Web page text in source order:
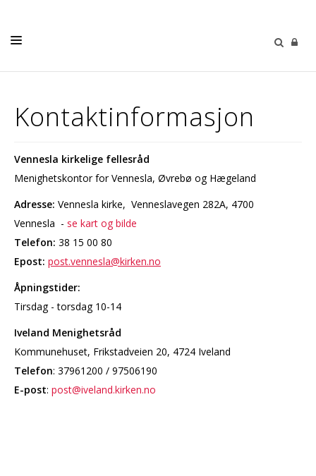
NYHETER
MENIGHETSBLADET
KONTAKT OSS
Kontaktinformasjon
Vennesla kirkelige fellesråd
Menighetskontor for Vennesla, Øvrebø og Hægeland
Adresse: Vennesla kirke, Venneslavegen 282A, 4700
Vennesla - se kart og bilde
Telefon: 38 15 00 80
Epost: post.vennesla@kirken.no
Åpningstider:
Tirsdag - torsdag 10-14
Iveland Menighetsråd
Kommunehuset, Frikstadveien 20, 4724 Iveland
Telefon: 37961200 / 97506190
E-post: post@iveland.kirken.no